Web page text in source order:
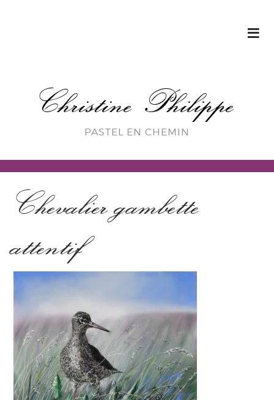
Christine Philippe
PASTEL EN CHEMIN
Chevalier gambette
attentif